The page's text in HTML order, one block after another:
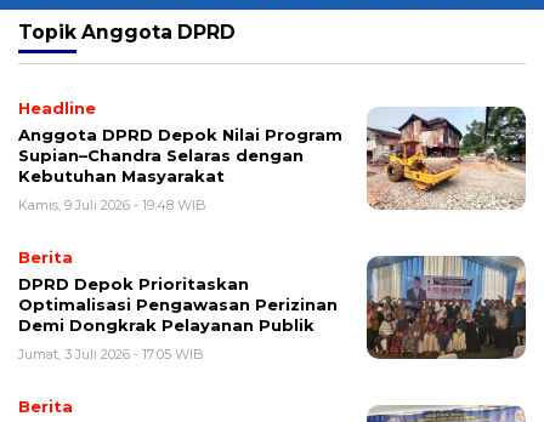
Topik Anggota DPRD
Headline
Anggota DPRD Depok Nilai Program
Supian–Chandra Selaras dengan
Kebutuhan Masyarakat
Kamis, 9 Juli 2026 - 19:48 WIB
Berita
DPRD Depok Prioritaskan
Optimalisasi Pengawasan Perizinan
Demi Dongkrak Pelayanan Publik
Jumat, 3 Juli 2026 - 17:05 WIB
Berita